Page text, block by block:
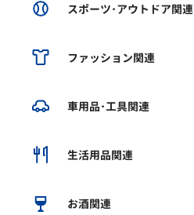
スポーツ･アウトドア関連
ファッション関連
車用品･工具関連
生活用品関連
お酒関連